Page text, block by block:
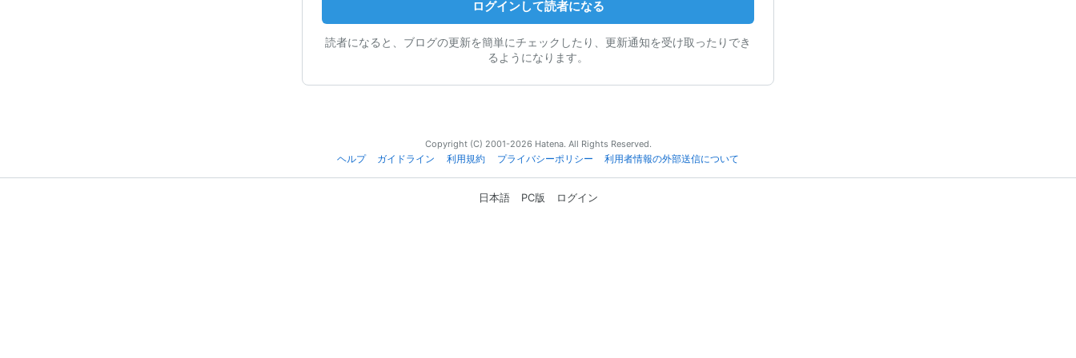
ログインして読者になる
読者になると、ブログの更新を簡単にチェックしたり、更新通知を受け取ったりでき
るようになります。
Copyright (C) 2001-2026 Hatena. All Rights Reserved.
ヘルプ
ガイドライン 利用規約 プライバシーポリシー 利用者情報の外部送信について
日本語 PC版 ログイン